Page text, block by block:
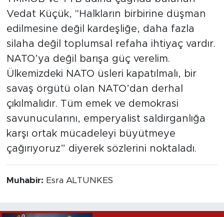
Vedat Küçük, "Halkların birbirine düşman
edilmesine değil kardeşliğe, daha fazla
silaha değil toplumsal refaha ihtiyaç vardır.
NATO’ya değil barışa güç verelim.
Ülkemizdeki NATO üsleri kapatılmalı, bir
savaş örgütü olan NATO’dan derhal
çıkılmalıdır. Tüm emek ve demokrasi
savunucularını, emperyalist saldırganlığa
karşı ortak mücadeleyi büyütmeye
çağırıyoruz” diyerek sözlerini noktaladı.
Muhabir: Esra ALTUNKES